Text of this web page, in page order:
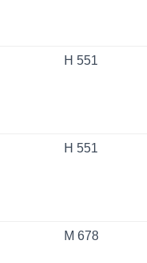
H 551
H 551
M 678